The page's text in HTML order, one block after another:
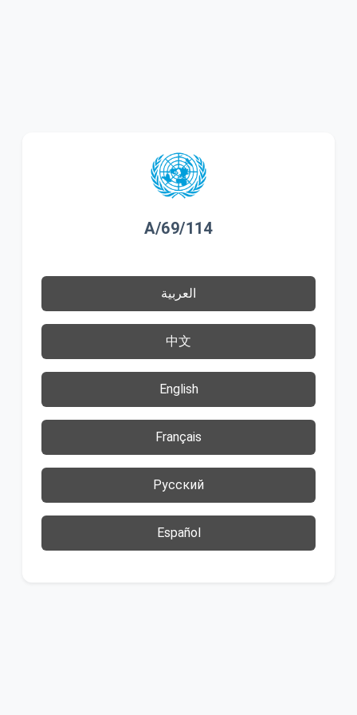
A/69/114
العربية
中文
English
Français
Русский
Español